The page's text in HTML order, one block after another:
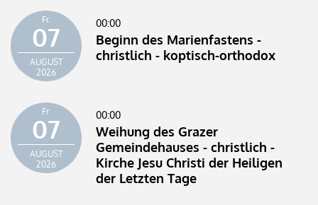
Fr.
07
AUGUST
2026
00:00
Beginn des Marienfastens -
christlich - koptisch-orthodox
Fr.
07
AUGUST
2026
00:00
Weihung des Grazer
Gemeindehauses - christlich -
Kirche Jesu Christi der Heiligen
der Letzten Tage